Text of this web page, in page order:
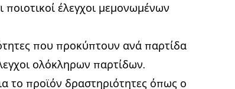
έλεγχοι μεμονωμένων
που προκύπτουν ανά παρτίδα
ολόκληρων παρτίδων.
το προϊόν δραστηριότητες όπως ο